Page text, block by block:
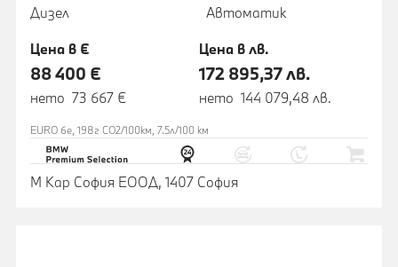
Дизел
Автоматик
Цена в €
88 400 €
нето 73 667 €
Цена в лв.
172 895,37 лв.
нето 144 079,48 лв.
EURO 6e, 198г CO2/100км, 7.5л/100 км
М Кар София ЕООД, 1407 София